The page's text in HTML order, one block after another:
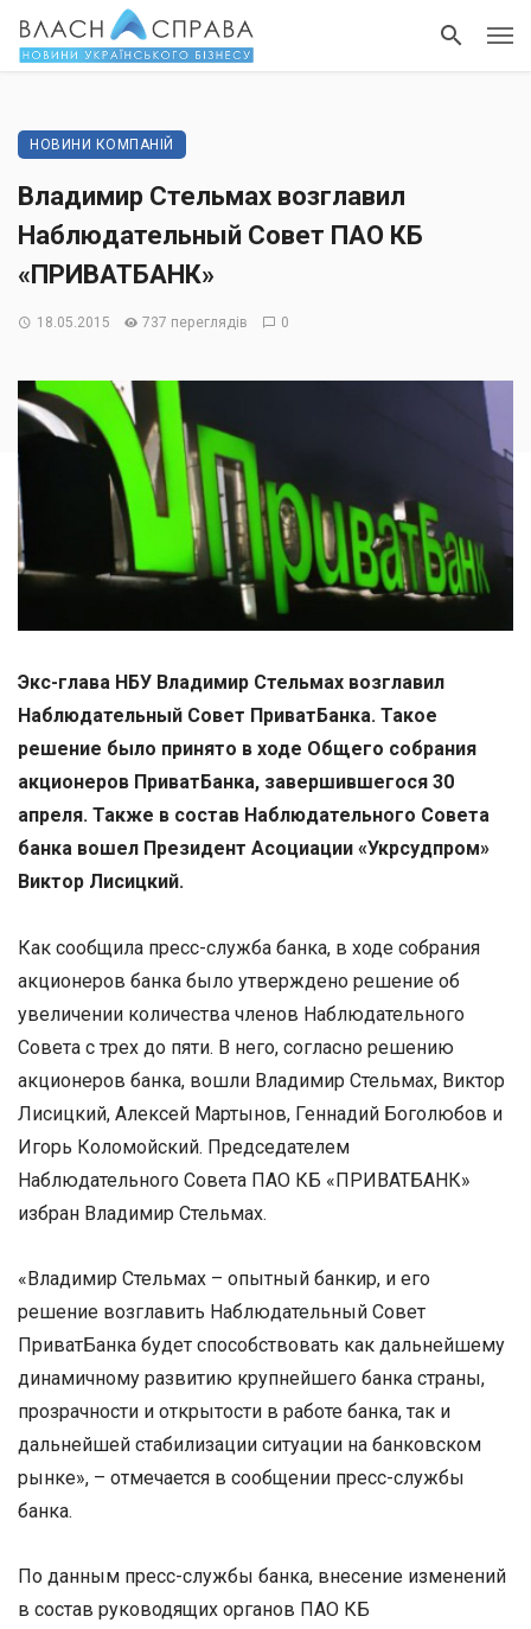
НОВИНИ КОМПАНІЙ
Владимир Стельмах возглавил
Наблюдательный Совет ПАО КБ
«ПРИВАТБАНК»
18.05.2015 737 переглядів 0
Экс-глава НБУ Владимир Стельмах возглавил
Наблюдательный Совет ПриватБанка. Такое
решение было принято в ходе Общего собрания
акционеров ПриватБанка, завершившегося 30
апреля. Также в состав Наблюдательного Совета
банка вошел Президент Асоциации «Укрсудпром»
Виктор Лисицкий.
Как сообщила пресс-служба банка, в ходе собрания
акционеров банка было утверждено решение об
увеличении количества членов Наблюдательного
Совета с трех до пяти. В него, согласно решению
акционеров банка, вошли Владимир Стельмах, Виктор
Лисицкий, Алексей Мартынов, Геннадий Боголюбов и
Игорь Коломойский. Председателем
Наблюдательного Совета ПАО КБ «ПРИВАТБАНК»
избран Владимир Стельмах.
«Владимир Стельмах – опытный банкир, и его
решение возглавить Наблюдательный Совет
ПриватБанка будет способствовать как дальнейшему
динамичному развитию крупнейшего банка страны,
прозрачности и открытости в работе банка, так и
дальнейшей стабилизации ситуации на банковском
рынке», – отмечается в сообщении пресс-службы
банка.
По данным пресс-службы банка, внесение изменений
в состав руководящих органов ПАО КБ